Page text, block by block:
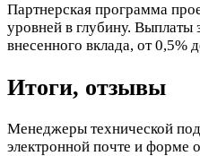
Партнерская программа
уровней в глубину. Выплаты
внесенного вклада, от 0,5%
Итоги, отзывы
Менеджеры технической
электронной почте и форме